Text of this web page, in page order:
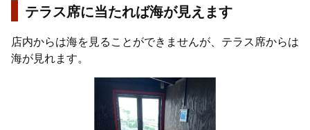
テラス席に当たれば海が見えます
店内からは海を見ることができませんが、テラス席からは
海が見れます。